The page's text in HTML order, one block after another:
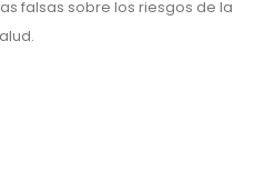
falsas sobre los riesgos de la